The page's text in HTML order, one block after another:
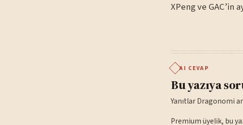
XPeng ve GAC’in
AI CEVAP
Bu yazıya
Yanıtlar Dragonomi
Premium üyelik, bu